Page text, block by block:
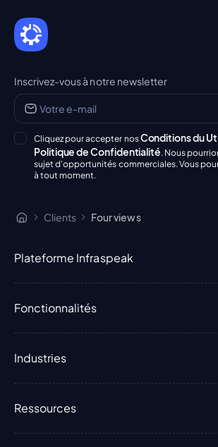
Inscrivez-vous à notre newsletter
Cliquez pour accepter nosConditions du
Politique de Confidentialité. Nous
sujet d'opportunités commerciales. Vous
à tout moment.
Clients Four views
Plateforme Infraspeak
Fonctionnalités
Industries
Ressources